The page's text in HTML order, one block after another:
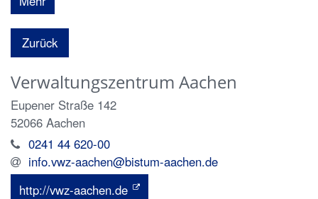
Zurück
Verwaltungszentrum Aachen
Eupener Straße 142
52066 Aachen
0241 44 620-00
info.vwz-aachen@bistum-aachen.de
http://vwz-aachen.de